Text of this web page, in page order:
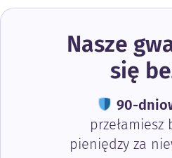
Nasze
się
90-
pieniędzy za